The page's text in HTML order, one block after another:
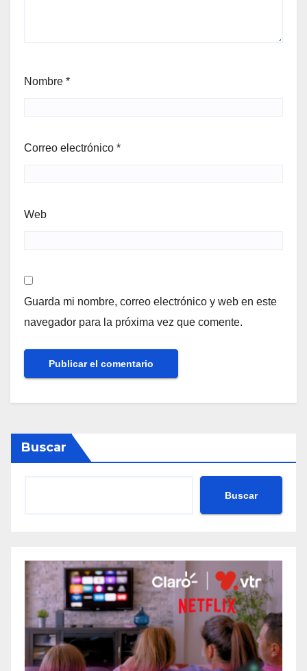
Nombre *
Correo electrónico *
Web
Guarda mi nombre, correo electrónico y web en este
navegador para la próxima vez que comente.
Buscar
Buscar